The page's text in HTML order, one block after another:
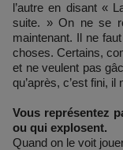
l’autre en disant «
suite. » On ne se
maintenant. Il ne
choses. Certains,
et ne veulent pas
qu’après, c’est fini, il
Vous représentez
ou qui explosent.
Quand on le voit